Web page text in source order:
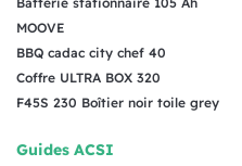
MOOVE
BBQ cadac city chef 40
Coffre ULTRA BOX 320
F45S 230 Boîtier noir toile grey
Guides ACSI